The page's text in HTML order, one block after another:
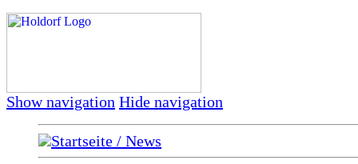
Show navigation Hide navigation
Startseite / News